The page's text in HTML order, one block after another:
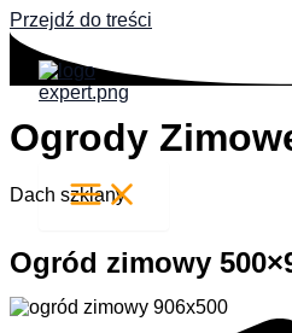
Przejdź do treści
Ogrody
Dach szklany
Ogród zimowy